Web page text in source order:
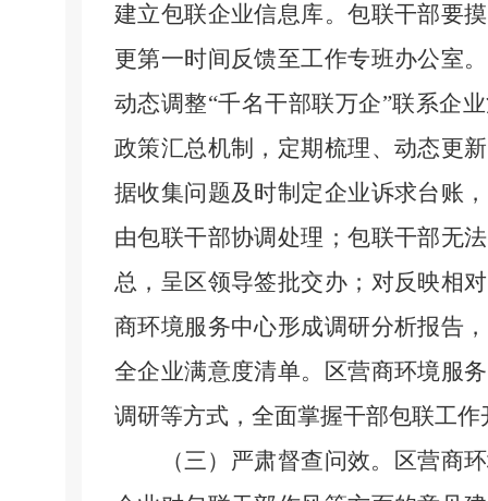
建立包联企业信息库。包联干部要
更第一时间反馈至工作专班办公室
动态调整“千名干部联万企”联系企
政策汇总机制，定期梳理、动态更
据收集问题及时制定企业诉求台账
由包联干部协调处理；包联干部无
总，呈区领导签批交办；对反映相
商环境服务中心形成调研分析报告
全企业满意度清单。区营商环境服
调研等方式，全面掌握干部包联工作
（三）严肃督查问效。
区营商